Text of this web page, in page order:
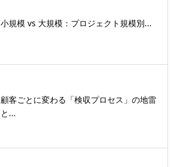
小規模 vs 大規模：プロジェクト規模別...
顧客ごとに変わる「検収プロセス」の地雷
と...